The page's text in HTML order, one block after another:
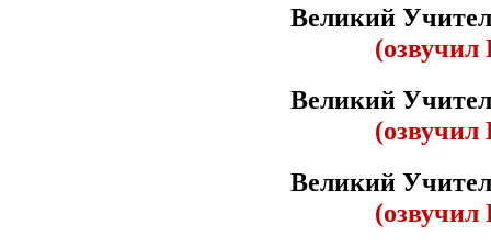
Великий
(озвучил
Великий
(озвучил
Великий
(озвучил